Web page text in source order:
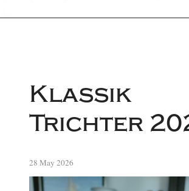
Klassik
Trichter
28 May 2026